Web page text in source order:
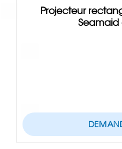
Projecteur
Seamaid